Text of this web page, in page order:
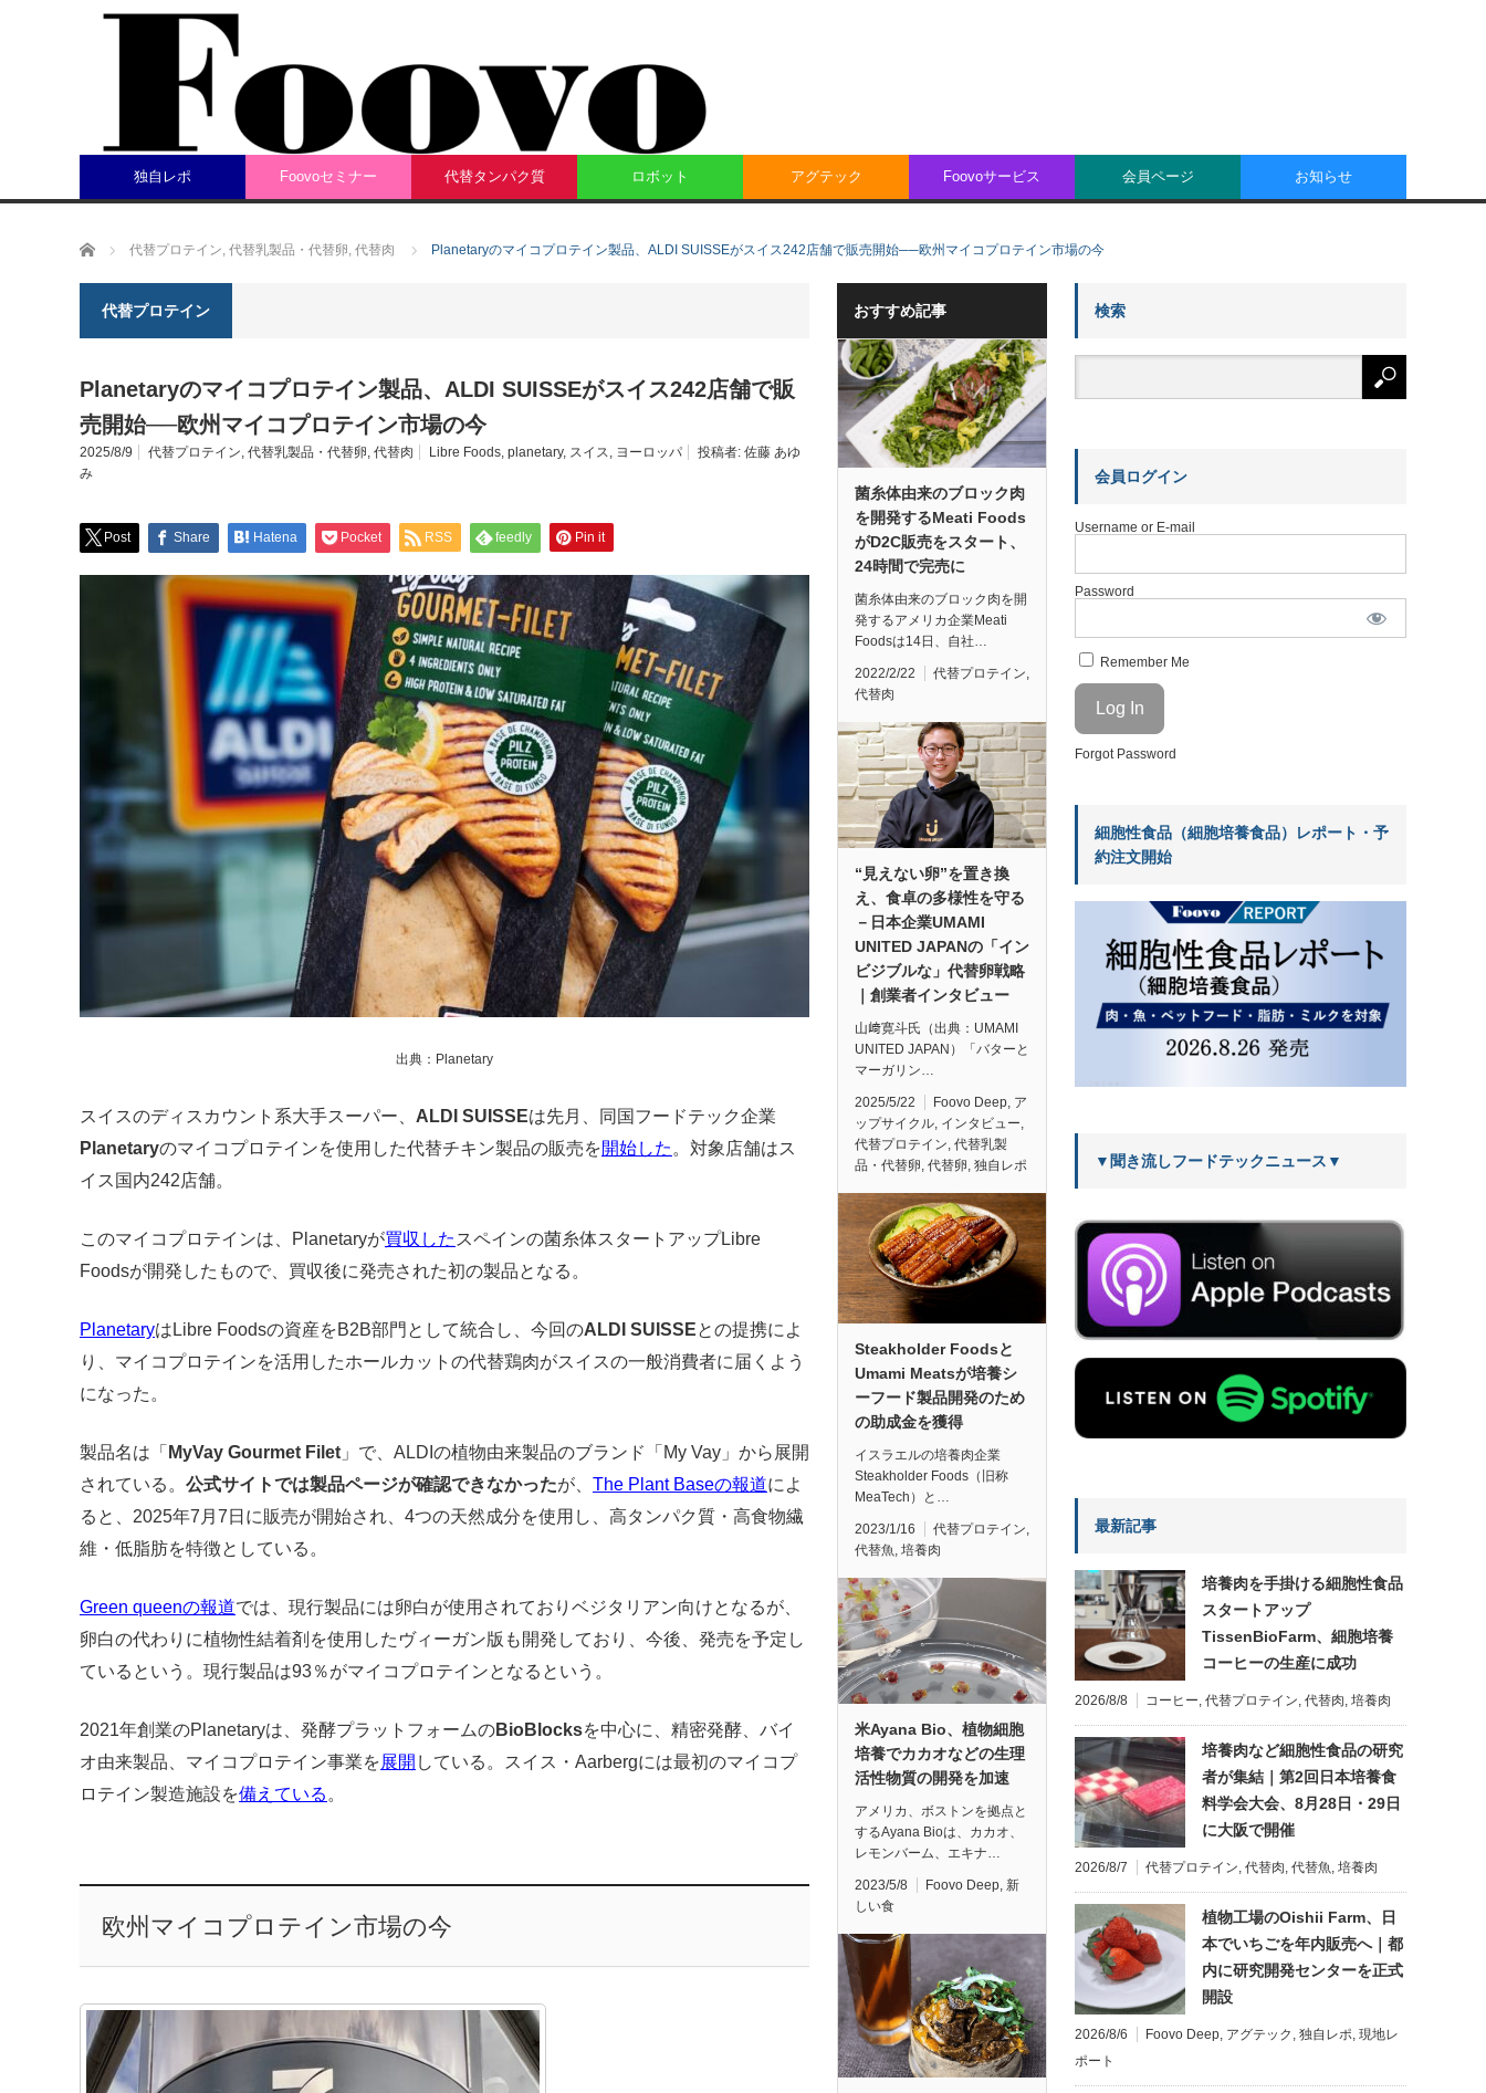
独自レポ Foovoセミナー 代替タンパク質 ロボット アグテック Foovoサービス 会員ページ お知らせ
ホーム 代替プロテイン, 代替乳製品・代替卵, 代替肉 Planetaryのマイコプロテイン製品、ALDI SUISSEがスイス242店舗で販売開始──欧州マイコプロテイン市場の今
代替プロテイン
Planetaryのマイコプロテイン製品、ALDI SUISSEがスイス242店舗で販
売開始──欧州マイコプロテイン市場の今
2025/8/9 代替プロテイン, 代替乳製品・代替卵, 代替肉 Libre Foods, planetary, スイス, ヨーロッパ 投稿者: 佐藤 あゆ
み
Post Share Hatena Pocket RSS feedly Pin it
出典：Planetary
スイスのディスカウント系大手スーパー ALDI SUISSEは先月、同国フードテック企業
Planetaryのマイコプロテインを使用した代替チキン製品の販売を開始した 。対象店舗はス
イス国内242店舗。
このマイコプロテインは、Planetaryが買収した スペインの菌糸体スタートアップLibre
Foodsが開発したもので、買収後に発売された初の製品となる。
PlanetaryはLibre Foodsの資産をB2B部門として統合し、今回のALDI SUISSEとの提携によ
り、マイコプロテインを活用したホールカットの代替鶏肉がスイスの一般消費者に届くよう
になった。
製品名は「 MyVay Gourmet Filet 」で、ALDIの植物由来製品のブランド「My Vay」から展開
されている。 公式サイトでは製品ページが確認できなかったが、 The Plant Baseの報道によ
ると、2025年7月7日に販売が開始され、4つの天然成分を使用し、高タンパク質・高食物繊
維・低脂肪を特徴としている。
Green queenの報道では、現行製品には卵白が使用されておりベジタリアン向けとなるが、
卵白の代わりに植物性結着剤を使用したヴィーガン版も開発しており、今後、発売を予定し
ているという。現行製品は93％がマイコプロテインとなるという。
2021年創業のPlanetaryは、発酵プラットフォームのBioBlocksを中心に、精密発酵、バイ
オ由来製品、マイコプロテイン事業を展開 している。スイス・Aarbergには最初のマイコプ
ロテイン製造施設を備えている 。
欧州マイコプロテイン市場の今
おすすめ記事
菌糸体由来のブロック肉
を開発するMeati Foods
がD2C販売をスタート、
24時間で完売に
菌糸体由来のブロック肉を開
発するアメリカ企業Meati
Foodsは14日、自社…
2022/2/22 代替プロテイン,
代替肉
“見えない卵”を置き換
え、食卓の多様性を守る
－日本企業UMAMI
UNITED JAPANの「イン
ビジブルな」代替卵戦略
｜創業者インタビュー
山﨑寛斗氏（出典：UMAMI
UNITED JAPAN）「バターと
マーガリン…
2025/5/22 Foovo Deep, ア
ップサイクル, インタビュー,
代替プロテイン, 代替乳製
品・代替卵, 代替卵, 独自レポ
Steakholder Foodsと
Umami Meatsが培養シ
ーフード製品開発のため
の助成金を獲得
イスラエルの培養肉企業
Steakholder Foods（旧称
MeaTech）と…
2023/1/16 代替プロテイン
代替魚 培養肉
米Ayana Bio、植物細胞
培養でカカオなどの生理
活性物質の開発を加速
アメリカ、ボストンを拠点と
するAyana Bioは、カカオ、
レモンバーム、エキナ…
2023/5/8 Foovo Deep 新
しい食
検索
会員ログイン
Username or E-mail
Password
Remember Me
Forgot Password
細胞性食品（細胞培養食品）レポート・予
約注文開始
▼聞き流しフードテックニュース▼
最新記事
培養肉を手掛ける細胞性食品
スタートアップ
TissenBioFarm、細胞培養
コーヒーの生産に成功
2026/8/8 コーヒー 代替プロテイン 代替肉 培養肉
培養肉など細胞性食品の研究
者が集結｜第2回日本培養食
料学会大会、8月28日・29日
に大阪で開催
2026/8/7 代替プロテイン 代替肉 代替魚 培養肉
植物工場のOishii Farm、日
本でいちごを年内販売へ｜都
内に研究開発センターを正式
開設
2026/8/6 Foovo Deep アグテック 独自レポ 現地レ
ポート